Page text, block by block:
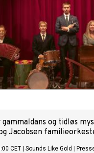
gammaldans og tidløs
Jacobsen
CET Sounds Like Gold